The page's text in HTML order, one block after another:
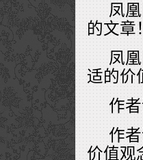
凤
的文章
凤
适的价
作
作
价值观